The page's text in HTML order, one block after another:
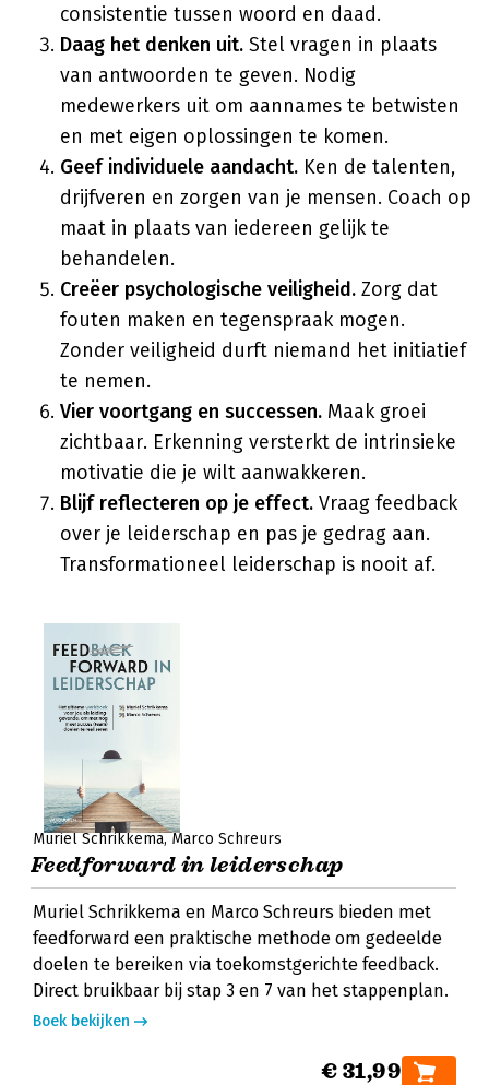
consistentie tussen woord en daad.
Daag het denken uit. Stel vragen in plaats
van antwoorden te geven. Nodig
medewerkers uit om aannames te betwisten
en met eigen oplossingen te komen.
Geef individuele aandacht. Ken de talenten,
drijfveren en zorgen van je mensen. Coach op
maat in plaats van iedereen gelijk te
behandelen.
Creëer psychologische veiligheid. Zorg dat
fouten maken en tegenspraak mogen.
Zonder veiligheid durft niemand het initiatief
te nemen.
Vier voortgang en successen. Maak groei
zichtbaar. Erkenning versterkt de intrinsieke
motivatie die je wilt aanwakkeren.
Blijf reflecteren op je effect. Vraag feedback
over je leiderschap en pas je gedrag aan.
Transformationeel leiderschap is nooit af.
Muriel Schrikkema Marco Schreurs
Feedforward in leiderschap
Muriel Schrikkema en Marco Schreurs bieden met
feedforward een praktische methode om gedeelde
doelen te bereiken via toekomstgerichte feedback.
Direct bruikbaar bij stap 3 en 7 van het stappenplan.
Boek bekijken
€ 31,99